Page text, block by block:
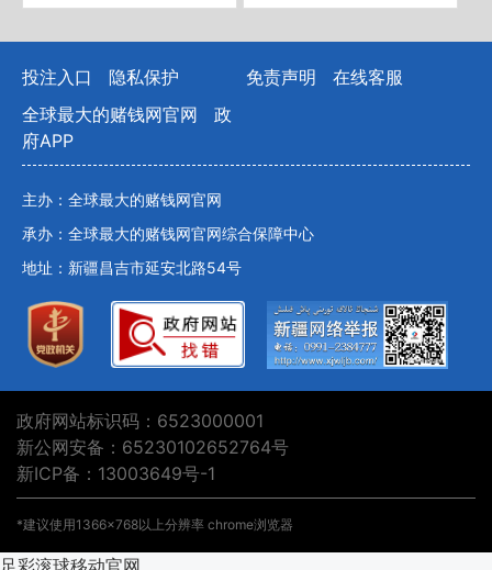
投注入口 隐私保护 免责声明
在线客服
全球最大的赌钱网官网
政
府APP
主办：全球最大的赌钱网官网
承办：全球最大的赌钱网官网综合保障中心
地址：新疆昌吉市延安北路54号
政府网站标识码：6523000001
新公网安备：65230102652764号
新ICP备：13003649号-1
*建议使用1366×768以上分辨率 chrome浏览器
足彩滚球移动官网